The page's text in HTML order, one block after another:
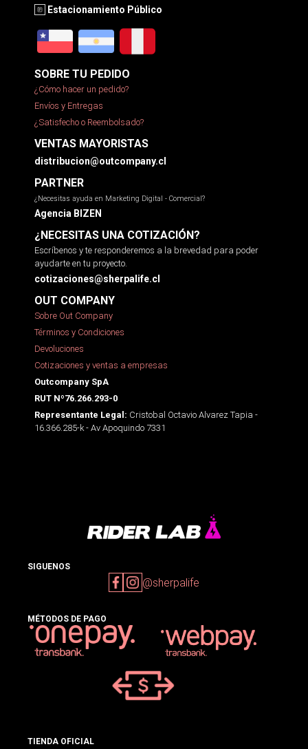
Estacionamiento Público
SOBRE TU PEDIDO
¿Cómo hacer un pedido?
Envíos y Entregas
¿Satisfecho o Reembolsado?
VENTAS MAYORISTAS
distribucion@outcompany.cl
PARTNER
¿Necesitas ayuda en Marketing Digital - Comercial?
Agencia BIZEN
¿NECESITAS UNA COTIZACIÓN?
Escríbenos y te responderemos a la brevedad para poder
ayudarte en tu proyecto.
cotizaciones@sherpalife.cl
OUT COMPANY
Sobre Out Company
Términos y Condiciones
Devoluciones
Cotizaciones y ventas a empresas
Outcompany SpA
RUT Nº76.266.293-0
Representante Legal: Cristobal Octavio Alvarez Tapia -
16.366.285-k - Av Apoquindo 7331
SIGUENOS
@sherpalife
MÉTODOS DE PAGO
TIENDA OFICIAL